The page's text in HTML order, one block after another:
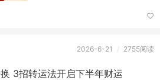
2026-6-21 / 2755阅读
3招转运法开启下半年财运